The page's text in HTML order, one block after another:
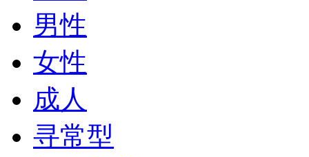
男性
女性
成人
寻常型